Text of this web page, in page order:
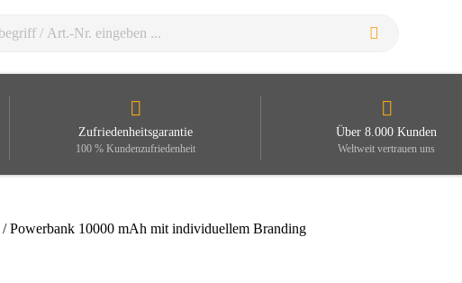
Zufriedenheitsgarantie
100 % Kundenzufriedenheit
Über 8.000 Kunden
Weltweit vertrauen uns
/ Powerbank 10000 mAh mit individuellem Branding